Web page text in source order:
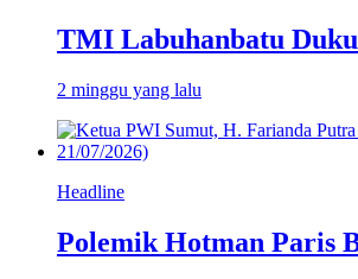
TMI Labuhanbatu
2 minggu yang lalu
Headline
Polemik Hotman Paris